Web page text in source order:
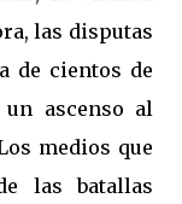
las disputas
de cientos de
ascenso al
medios que
las batallas